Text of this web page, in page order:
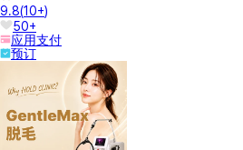
9.8(10+)
50+
应用支付
预订